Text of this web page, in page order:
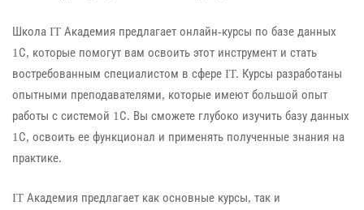
Школа IT Академия предлагает онлайн-курсы по базе данных
1С, которые помогут вам освоить этот инструмент и стать
востребованным специалистом в сфере IT. Курсы разработаны
опытными преподавателями, которые имеют большой опыт
работы с системой 1С. Вы сможете глубоко изучить базу данных
1С, освоить ее функционал и применять полученные знания на
практике.
IT Академия предлагает как основные курсы, так и